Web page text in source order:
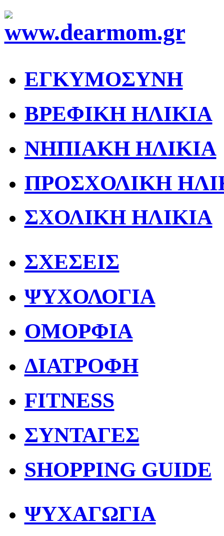
ΕΓΚΥΜΟΣΥΝΗ
ΒΡΕΦΙΚΗ ΗΛΙΚΙΑ
ΝΗΠΙΑΚΗ ΗΛΙΚΙΑ
ΠΡΟΣΧΟΛΙΚΗ
ΣΧΟΛΙΚΗ ΗΛΙΚΙΑ
ΣΧΕΣΕΙΣ
ΨΥΧΟΛΟΓΙΑ
ΟΜΟΡΦΙΑ
ΔΙΑΤΡΟΦΗ
FITNESS
ΣΥΝΤΑΓΕΣ
SHOPPING GUIDE
ΨΥΧΑΓΩΓΙΑ